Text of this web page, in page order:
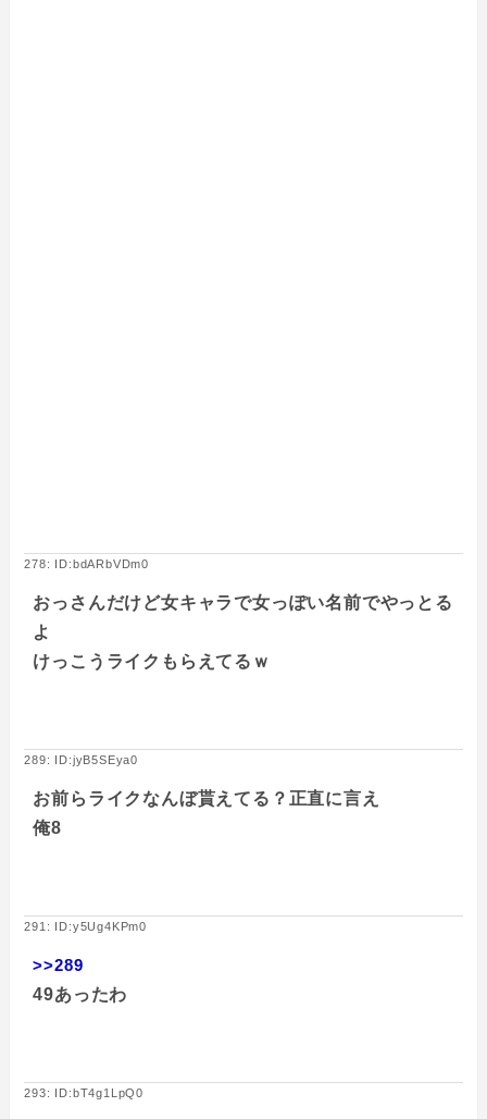
278: ID:bdARbVDm0
おっさんだけど女キャラで女っぽい名前でやっとる
よ
けっこうライクもらえてるｗ
289: ID:jyB5SEya0
お前らライクなんぼ貰えてる？正直に言え
俺8
291: ID:y5Ug4KPm0
>>289
49あったわ
293: ID:bT4g1LpQ0